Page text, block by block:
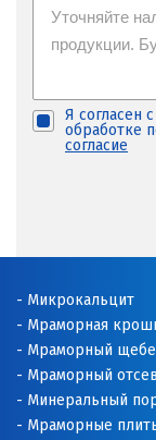
Я согласен с
обработке
согласие
Микрокальцит
Мраморная
Мраморный
Мраморный
Минеральный
Мраморные